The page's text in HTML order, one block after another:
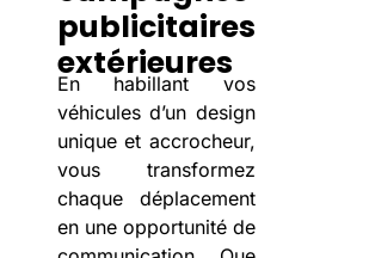
publicitaires
extérieures
En habillant vos
véhicules d’un design
unique et accrocheur,
vous transformez
chaque déplacement
en une opportunité de